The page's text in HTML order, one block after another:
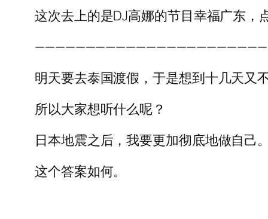
这次去上的是DJ高娜的节目幸福广东，
明天要去泰国渡假，于是想到十几天又
所以大家想听什么呢？
日本地震之后，我要更加彻底地做自己。
这个答案如何。